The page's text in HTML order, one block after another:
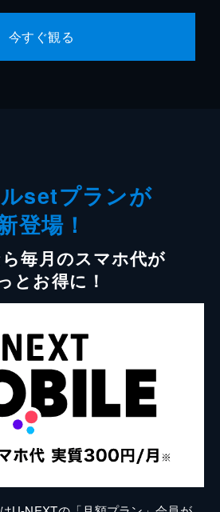
今すぐ観る
setプランが
登場！
毎月のスマホ代が
とお得に！